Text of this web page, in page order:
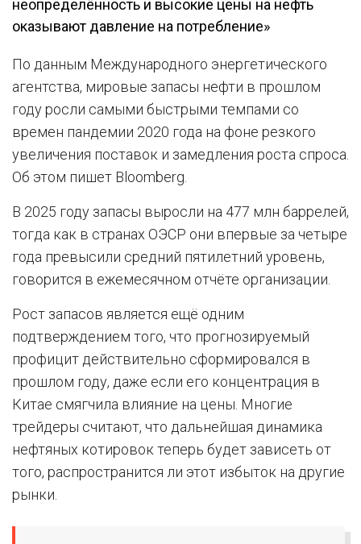
неопределённость и высокие цены на нефть
оказывают давление на потребление»
По данным Международного энергетического
агентства, мировые запасы нефти в прошлом
году росли самыми быстрыми темпами со
времен пандемии 2020 года на фоне резкого
увеличения поставок и замедления роста спроса.
Об этом пишет Bloomberg.
В 2025 году запасы выросли на 477 млн баррелей,
тогда как в странах ОЭСР они впервые за четыре
года превысили средний пятилетний уровень,
говорится в ежемесячном отчёте организации.
Рост запасов является ещё одним
подтверждением того, что прогнозируемый
профицит действительно сформировался в
прошлом году, даже если его концентрация в
Китае смягчила влияние на цены. Многие
трейдеры считают, что дальнейшая динамика
нефтяных котировок теперь будет зависеть от
того, распространится ли этот избыток на другие
рынки.